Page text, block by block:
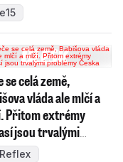
e15
se celá země,
vláda ale mlčí a
Přitom extrémy
jsou trvalými
Česka
Reflex